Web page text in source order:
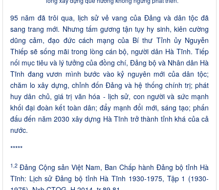
95 năm đã trôi qua, lịch sử vẻ vang của Đảng và dân tộc đã
sang trang mới. Nhưng tấm gương tận tụy hy sinh, kiên cường
dũng cảm, đạo đức cách mạng của Bí thư Tỉnh ủy Nguyễn
Thiếp sẽ sống mãi trong lòng cán bộ, người dân Hà Tĩnh. Tiếp
nối mục tiêu và lý tưởng của đồng chí, Đảng bộ và Nhân dân Hà
Tĩnh đang vươn mình bước vào kỷ nguyên mới của dân tộc;
chăm lo xây dựng, chỉnh đốn Đảng và hệ thống chính trị; phát
huy dân chủ, giá trị văn hóa - lịch sử, con người và sức mạnh
khối đại đoàn kết toàn dân; đẩy mạnh đổi mới, sáng tạo; phấn
đấu đến năm 2030 xây dựng Hà Tĩnh trở thành tỉnh khá của cả
nước.
*****
1,2 Đảng Cộng sản Việt Nam, Ban Chấp hành Đảng bộ tỉnh Hà
Tĩnh: Lịch sử Đảng bộ tỉnh Hà Tĩnh 1930-1975, Tập 1 (1930-